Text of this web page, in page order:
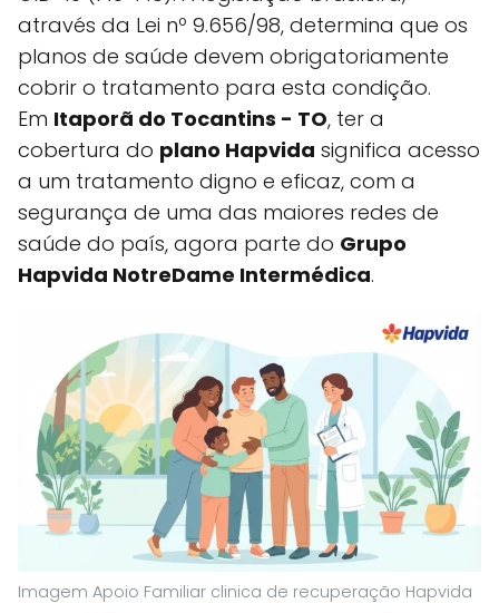
através da Lei nº 9.656/98, determina que os
planos de saúde devem obrigatoriamente
cobrir o tratamento para esta condição.
Em Itaporã do Tocantins - TO, ter a
cobertura do plano Hapvida significa acesso
a um tratamento digno e eficaz, com a
segurança de uma das maiores redes de
saúde do país, agora parte do Grupo
Hapvida NotreDame Intermédica.
Imagem Apoio Familiar clinica de recuperação Hapvida